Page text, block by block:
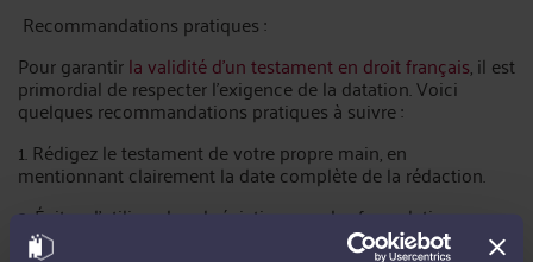
Recommandations pratiques :
Pour garantirla validité d'un testament en droit français, il est
primordial de respecter l'exigence de la datation. Voici
quelques recommandations pratiques à suivre :
1. Rédigez le testament de votre propre main, en
mentionnant clairement la date complète de la rédaction.
2. Évitez d'utiliser des abréviations ou des formulations
ambiguës pour la datation.